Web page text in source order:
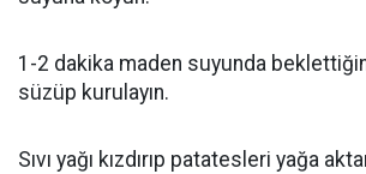
1-2 dakika maden suyunda
süzüp kurulayın.
Sıvı yağı kızdırıp patatesleri yağa